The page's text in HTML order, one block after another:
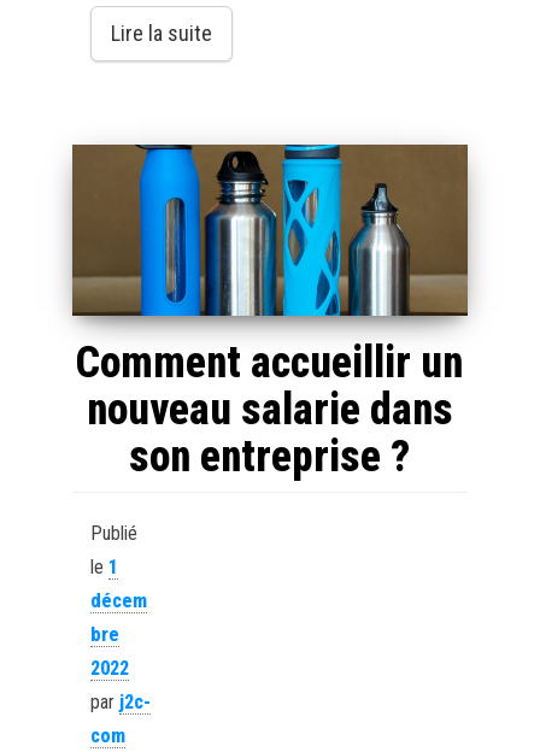
Lire la suite
Comment accueillir un
nouveau salarie dans
son entreprise ?
Publié
le 1
décem
bre
2022
par j2c-
com